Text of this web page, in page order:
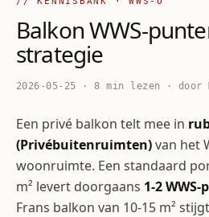
Balkon WWS-
strategie
2026-05-25 · 8 min lezen · door
Een privé balkon telt mee in
(Privébuitenruimten)van het
woonruimte. Een standaard
m² levert doorgaans 1-2
Frans balkon van 10-15 m²